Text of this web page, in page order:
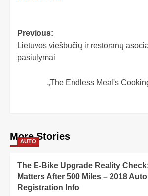
Previous:
Lietuvos viešbučių ir restoranų
pasiūlymai
„The Endless Meal's
More Stories
AUTO
The E-Bike Upgrade Reality
Matters After 500 Miles – 2018
Registration Info